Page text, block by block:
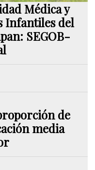
Médica y
Infantiles del
SEGOB-
de
media